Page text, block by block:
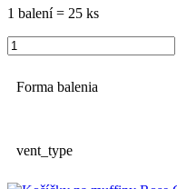
1 balení = 25 ks
Forma balenia
vent_type